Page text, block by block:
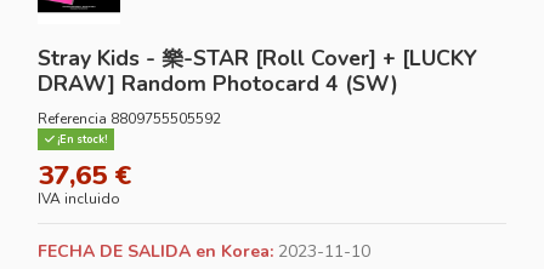
Stray Kids - 樂-STAR [Roll Cover] + [LUCKY
DRAW] Random Photocard 4 (SW)
Referencia 8809755505592
¡En stock!
37,65 €
IVA incluido
FECHA DE SALIDA en Korea: 2023-11-10